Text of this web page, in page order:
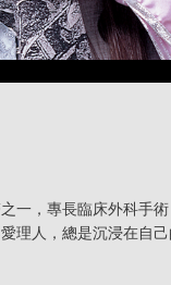
一，專長臨床外科手
理人，總是沉浸在自